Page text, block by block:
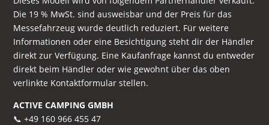
Die 19 % MwSt. sind ausweisbar und der Preis für das
Messefahrzeug wurde deutlich reduziert. Für weitere
Informationen oder eine Besichtigung steht dir der Händler
direkt zur Verfügung. Eine Kaufanfrage kannst du entweder
direkt beim Händler oder wie gewohnt über das oben
verlinkte Kontaktformular stellen.
ACTIVE CAMPING GMBH
📞 +49 160 966 455 47